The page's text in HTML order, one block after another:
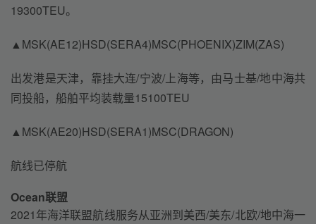
19300TEU。
▲MSK(AE12)HSD(SERA4)MSC(PHOENIX)ZIM(ZAS)
出发港是天津，靠挂大连/宁波/上海等，由马士基/地中海共
同投船，船舶平均装载量15100TEU
▲MSK(AE20)HSD(SERA1)MSC(DRAGON)
航线已停航
Ocean联盟
2021年海洋联盟航线服务从亚洲到美西/美东/北欧/地中海一